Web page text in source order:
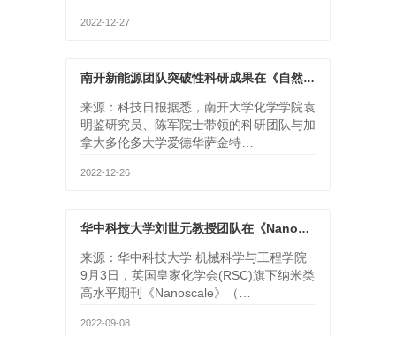
2022-12-27
南开新能源团队突破性科研成果在《自然》发表
来源：科技日报据悉，南开大学化学学院袁
明鉴研究员、陈军院士带领的科研团队与加
拿大多伦多大学爱德华萨金特…
2022-12-26
华中科技大学刘世元教授团队在《Nanoscale》上发表封面论文，揭示新型低对称性半导体材料光学各向异性
来源：华中科技大学 机械科学与工程学院
9月3日，英国皇家化学会(RSC)旗下纳米类
高水平期刊《Nanoscale》（…
2022-09-08